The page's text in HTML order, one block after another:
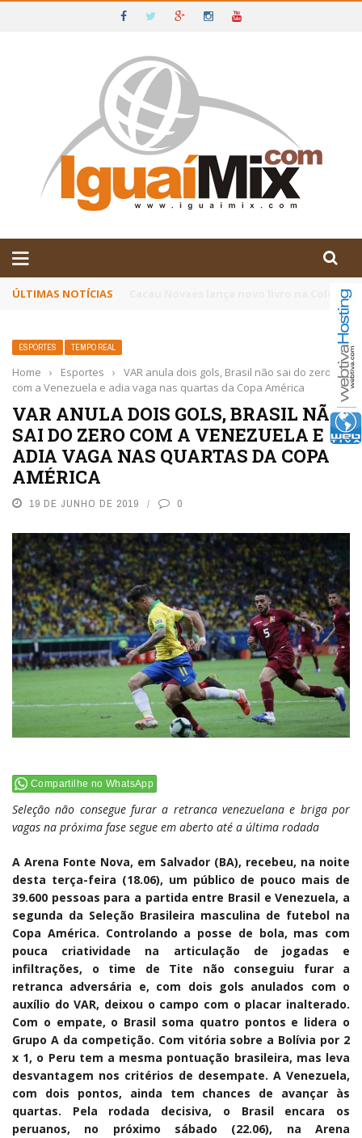
IGUAÍ E SUDOESTE DA BAHIA
ÚLTIMAS NOTÍCIAS Poetas baianos representam o Brasil no
ESPORTES TEMPO REAL
Home › Esportes ›
VAR anula dois gols, Brasil não sai do zero
com a Venezuela e adia vaga nas quartas da Copa América
VAR ANULA DOIS GOLS, BRASIL NÃO
SAI DO ZERO COM A VENEZUELA E
ADIA VAGA NAS QUARTAS DA COPA
AMÉRICA
19 DE JUNHO DE 2019 0
Compartilhe no WhatsApp
Seleção não consegue furar a retranca venezuelana e briga por
vagas na próxima fase segue em aberto até a última rodada
A Arena Fonte Nova, em Salvador (BA), recebeu, na noite
desta terça-feira (18.06), um público de pouco mais de
39.600 pessoas para a partida entre Brasil e Venezuela, a
segunda da Seleção Brasileira masculina de futebol na
Copa América. Controlando a posse de bola, mas com
pouca criatividade na articulação de jogadas e
infiltrações, o time de Tite não conseguiu furar a
retranca adversária e, com dois gols anulados com o
auxílio do VAR, deixou o campo com o placar inalterado.
Com o empate, o Brasil soma quatro pontos e lidera o
Grupo A da competição. Com vitória sobre a Bolívia por 2
x 1, o Peru tem a mesma pontuação brasileira, mas leva
desvantagem nos critérios de desempate. A Venezuela,
com dois pontos, ainda tem chances de avançar às
quartas. Pela rodada decisiva, o Brasil encara os
peruanos, no próximo sábado (22.06), na Arena